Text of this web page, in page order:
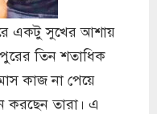
একটু সুখের আশায়
তিন শতাধিক
কাজ না পেয়ে
করছেন তারা। এ